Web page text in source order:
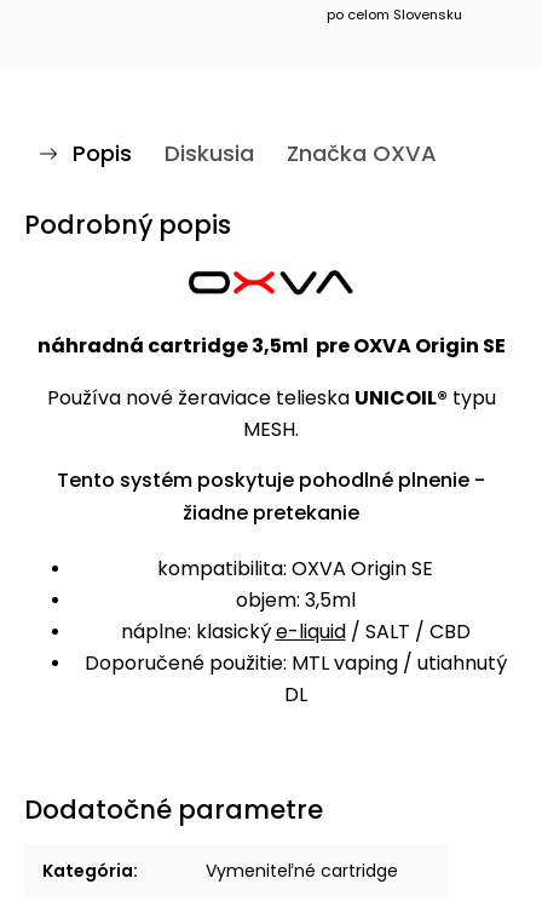
po celom Slovensku
Popis Diskusia Značka OXVA
Podrobný popis
náhradná cartridge 3,5ml pre OXVA Origin SE
Používa nové žeraviace telieska UNICOIL® typu
MESH.
Tento systém poskytuje pohodlné plnenie -
žiadne pretekanie
kompatibilita: OXVA Origin SE
objem: 3,5ml
náplne: klasickýe-liquid/ SALT / CBD
Doporučené použitie: MTL vaping / utiahnutý
DL
Dodatočné parametre
Kategória: Vymeniteľné cartridge